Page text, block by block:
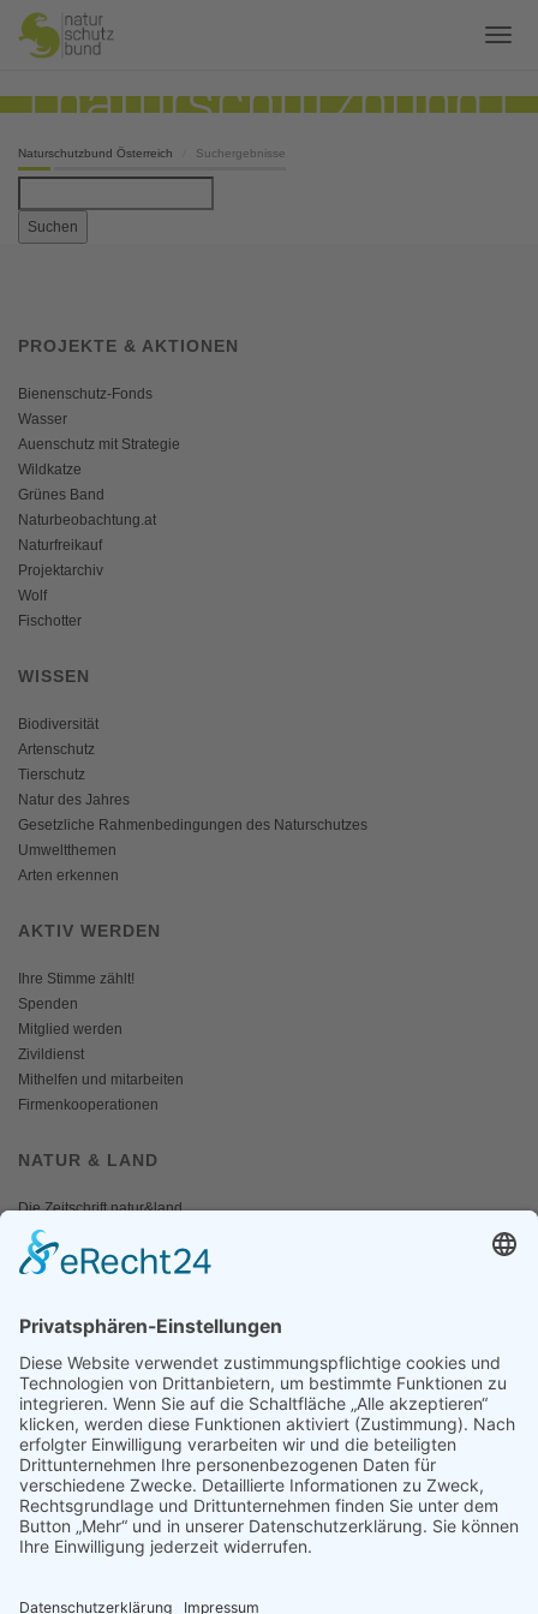
Naturschutzbund Österreich Suchergebnisse
Suchen
PROJEKTE & AKTIONEN
Bienenschutz-Fonds
Wasser
Auenschutz mit Strategie
Wildkatze
Grünes Band
Naturbeobachtung.at
Naturfreikauf
Projektarchiv
Wolf
Fischotter
WISSEN
Biodiversität
Artenschutz
Tierschutz
Natur des Jahres
Gesetzliche Rahmenbedingungen des Naturschutzes
Umweltthemen
Arten erkennen
AKTIV WERDEN
Ihre Stimme zählt!
Spenden
Mitglied werden
Zivildienst
Mithelfen und mitarbeiten
Firmenkooperationen
NATUR & LAND
Die Zeitschrift natur&land
Archiv
Mediadaten
Fotos und Logos
Presseaussendungen
Presse
Presseinformationen abonnieren
ÜBER UNS
Naturschutzbund